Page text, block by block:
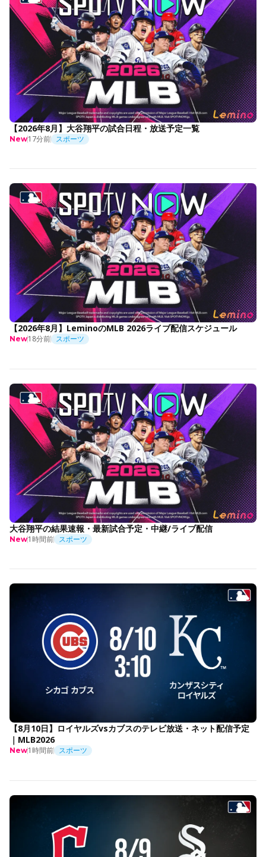
【2026年8月】大谷翔平の試合日程・放送予定一覧
New17分前 スポーツ
【2026年8月】LeminoのMLB 2026ライブ配信スケジュール
New18分前 スポーツ
大谷翔平の結果速報・最新試合予定・中継/ライブ配信
New1時間前 スポーツ
【8月10日】ロイヤルズvsカブスのテレビ放送・ネット配信予定
｜MLB2026
New1時間前 スポーツ